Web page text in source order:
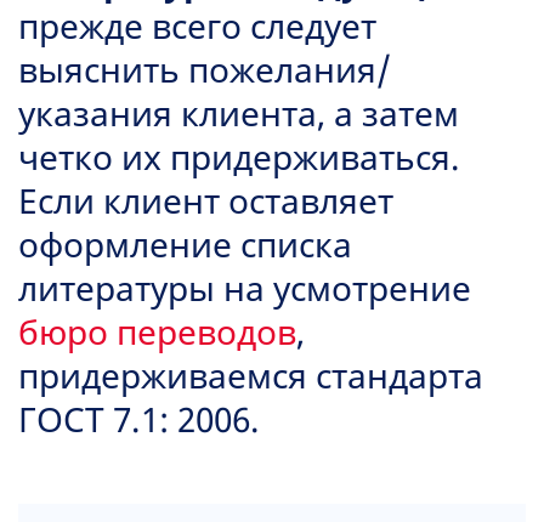
прежде всего следует
выяснить пожелания/
указания клиента, а затем
четко их придерживаться.
Если клиент оставляет
оформление списка
литературы на усмотрение
бюро переводов,
придерживаемся стандарта
ГОСТ 7.1: 2006.